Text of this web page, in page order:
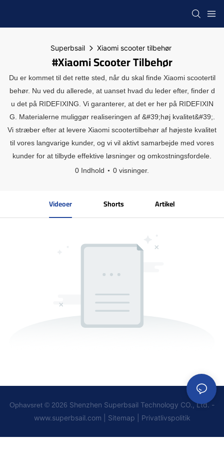
Superbsail Xiaomi scooter tilbehør
#Xiaomi Scooter Tilbehør
Du er kommet til det rette sted, når du skal finde Xiaomi scootertil
behør. Nu ved du allerede, at uanset hvad du leder efter, finder d
u det på RIDEFIXING. Vi garanterer, at det er her på RIDEFIXIN
G. Materialerne muliggør realiseringen af ​​&#39;høj kvalitet&#39;.
Vi stræber efter at levere Xiaomi scootertilbehør af højeste kvalitet
til vores langvarige kunder, og vi vil aktivt samarbejde med vores
kunder for at tilbyde effektive løsninger og omkostningsfordele.
0 Indhold
0 visninger.
Videoer Shorts Artikel
Ophavsret © 2026 Shenzhen Superbsail Technology CO., Ltd. -
www.superbsail.com
Sitemap Privatlivspolitik